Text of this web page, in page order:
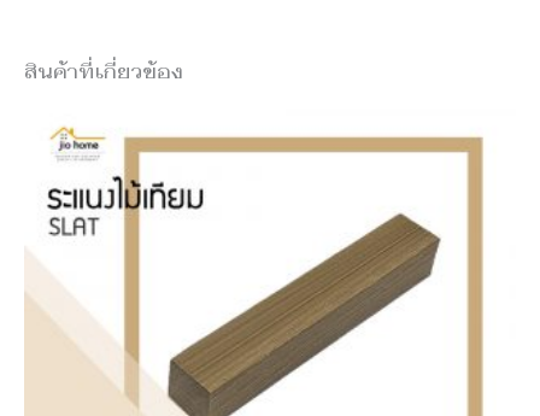
สินค้าที่เกี่ยวข้อง